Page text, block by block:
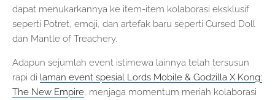
dapat menukarkannya ke item-item kolaborasi eksklusif
seperti Potret, emoji, dan artefak baru seperti Cursed Doll
dan Mantle of Treachery.
Adapun sejumlah event istimewa lainnya telah tersusun
rapi di laman event spesial Lords Mobile & Godzilla X Kong:
The New Empire, menjaga momentum meriah kolaborasi